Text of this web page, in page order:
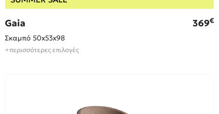
Gaia 369€
Σκαμπό 50x53x98
+περισσότερες επιλογές